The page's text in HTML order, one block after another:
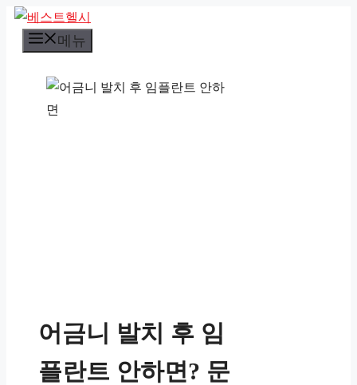
컨
메뉴
어금니 발치 후 임
플란트 안하면? 문